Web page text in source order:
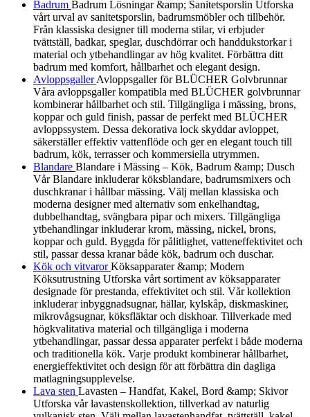
Badrum Badrum Lösningar &amp; Sanitetsporslin Utforska
vårt urval av sanitetsporslin, badrumsmöbler och tillbehör.
Från klassiska designer till moderna stilar, vi erbjuder
tvättställ, badkar, speglar, duschdörrar och handdukstorkar i
material och ytbehandlingar av hög kvalitet. Förbättra ditt
badrum med komfort, hållbarhet och elegant design.
AvloppsgallerAvloppsgaller för BLÜCHER Golvbrunnar
Våra avloppsgaller kompatibla med BLÜCHER golvbrunnar
kombinerar hållbarhet och stil. Tillgängliga i mässing, brons,
koppar och guld finish, passar de perfekt med BLÜCHER
avloppssystem. Dessa dekorativa lock skyddar avloppet,
säkerställer effektiv vattenflöde och ger en elegant touch till
badrum, kök, terrasser och kommersiella utrymmen.
Blandare Blandare i Mässing – Kök, Badrum &amp; Dusch
Vår Blandare inkluderar köksblandare, badrumsmixers och
duschkranar i hållbar mässing. Välj mellan klassiska och
moderna designer med alternativ som enkelhandtag,
dubbelhandtag, svängbara pipar och mixers. Tillgängliga
ytbehandlingar inkluderar krom, mässing, nickel, brons,
koppar och guld. Byggda för pålitlighet, vatteneffektivitet och
stil, passar dessa kranar både kök, badrum och duschar.
Kök och vitvarorKöksapparater &amp; Modern
Köksutrustning Utforska vårt sortiment av köksapparater
designade för prestanda, effektivitet och stil. Vår kollektion
inkluderar inbyggnadsugnar, hällar, kylskåp, diskmaskiner,
mikrovågsugnar, köksfläktar och diskhoar. Tillverkade med
högkvalitativa material och tillgängliga i moderna
ytbehandlingar, passar dessa apparater perfekt i både moderna
och traditionella kök. Varje produkt kombinerar hållbarhet,
energieffektivitet och design för att förbättra din dagliga
matlagningsupplevelse.
Lava sten Lavasten – Handfat, Kakel, Bord &amp; Skivor
Utforska vår lavastenskollektion, tillverkad av naturlig